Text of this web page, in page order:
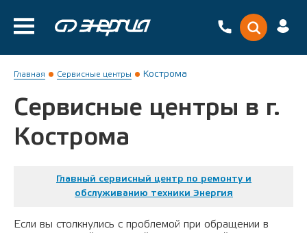
Главная Сервисные центры Кострома
Сервисные центры в г.
Кострома
Главный сервисный центр по ремонту и
обслуживанию техники Энергия
Если вы столкнулись с проблемой при обращении в